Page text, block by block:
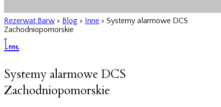
Rezerwat Barw > Blog > Inne > Systemy alarmowe DCS
Zachodniopomorskie
Inne
Systemy alarmowe DCS
Zachodniopomorskie